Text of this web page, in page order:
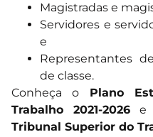
Magistradas e
Servidores e
e
Representantes
de classe.
Conheça o Plano
Trabalho 2021-2026 e
Tribunal Superior do